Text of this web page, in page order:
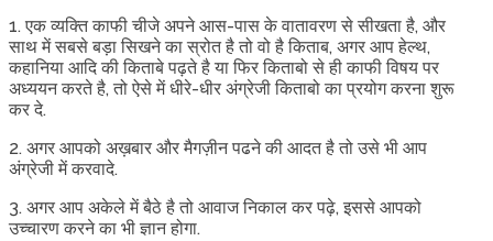
1. एक व्यक्ति काफी चीजे अपने आस-पास के वातावरण से सीखता है, और
साथ में सबसे बड़ा सिखने का स्रोत है तो वो है किताब, अगर आप हेल्थ,
कहानिया आदि की किताबे पढ़ते है या फिर किताबो से ही काफी विषय पर
अध्ययन करते है, तो ऐसे में धीरे-धीर अंग्रेजी किताबो का प्रयोग करना शुरू
कर दे.
2. अगर आपको अख़बार और मैगज़ीन पढने की आदत है तो उसे भी आप
अंग्रेजी में करवादे.
3. अगर आप अकेले में बैठे है तो आवाज निकाल कर पढ़े, इससे आपको
उच्चारण करने का भी ज्ञान होगा.